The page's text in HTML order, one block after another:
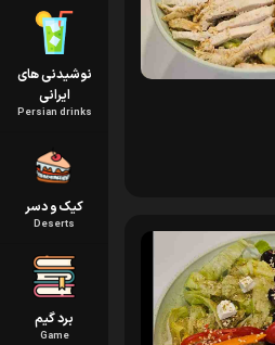
نوشیدنی های
ایرانی
Persian drinks
کیک و دسر
Deserts
برد گیم
Game